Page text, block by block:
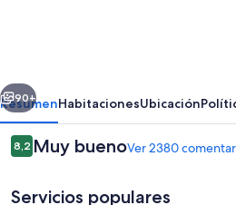
Cana
-
All
Siguiente
90+
ResumenHabitacionesUbicación
Comentarios
8,28,2 de 10
Muy buenoVer 2380
Servicios populares